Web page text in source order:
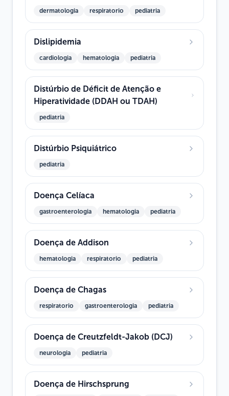
dermatologia respiratorio pediatria
Dislipidemia
cardiologia hematologia pediatria
Distúrbio de Déficit de Atenção e
Hiperatividade (DDAH ou TDAH)
pediatria
Distúrbio Psiquiátrico
pediatria
Doença Celíaca
gastroenterologia hematologia pediatria
Doença de Addison
hematologia respiratorio pediatria
Doença de Chagas
respiratorio gastroenterologia pediatria
Doença de Creutzfeldt-Jakob (DCJ)
neurologia pediatria
Doença de Hirschsprung